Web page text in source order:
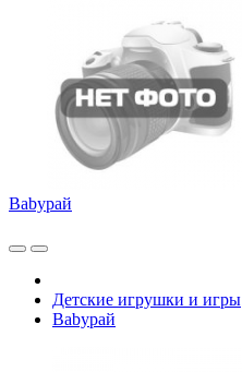
Babyрай
Детские игрушки и игры
Babyрай